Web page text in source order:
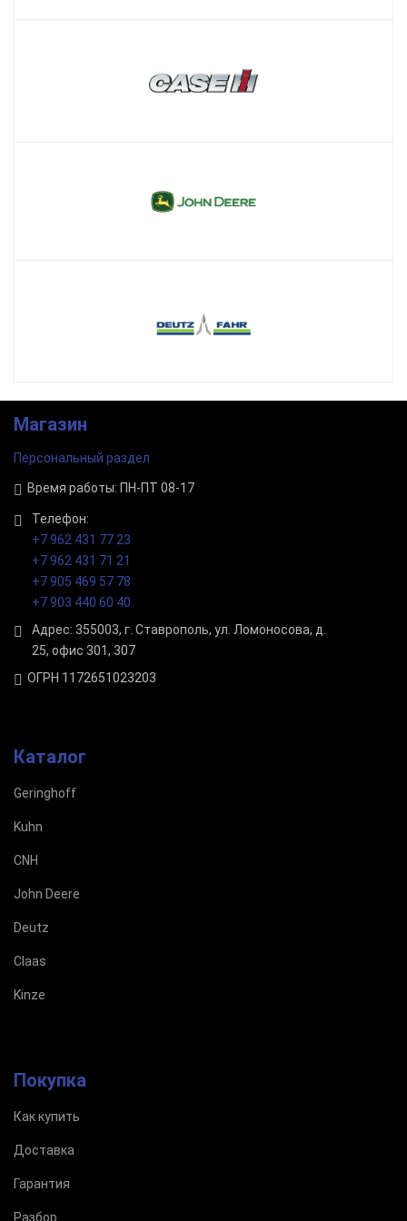
Магазин
Персональный раздел
Время работы: ПН-ПТ 08-17
Телефон:
+7 962 431 77 23
+7 962 431 71 21
+7 905 469 57 78
+7 903 440 60 40
Адрес: 355003, г. Ставрополь, ул. Ломоносова, д.
25, офис 301, 307
ОГРН 1172651023203
Каталог
Geringhoff
Kuhn
CNH
John Deere
Deutz
Claas
Kinze
Покупка
Как купить
Доставка
Гарантия
Разбор